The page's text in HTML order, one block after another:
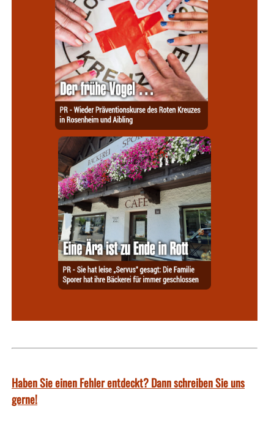
Haben Sie einen Fehler entdeckt? Dann schreiben Sie uns
gerne!